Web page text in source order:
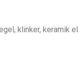
klinker, keramik